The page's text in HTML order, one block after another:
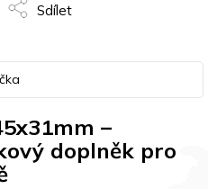
Sdílet
–
doplněk pro